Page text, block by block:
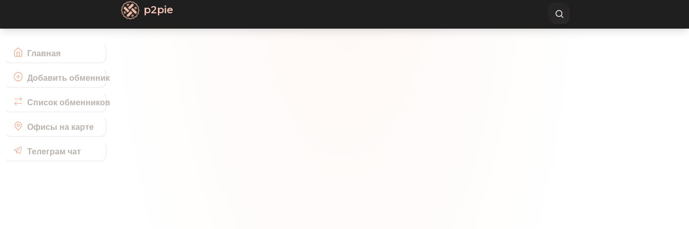
Главная
Добавить обменник
Список обменников
Офисы на карте
Телеграм чат
p2pie